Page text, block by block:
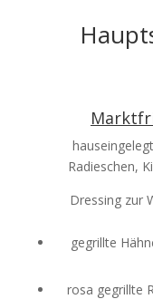
Radieschen,
Dressing zur
gegrillte
rosa gegrillte